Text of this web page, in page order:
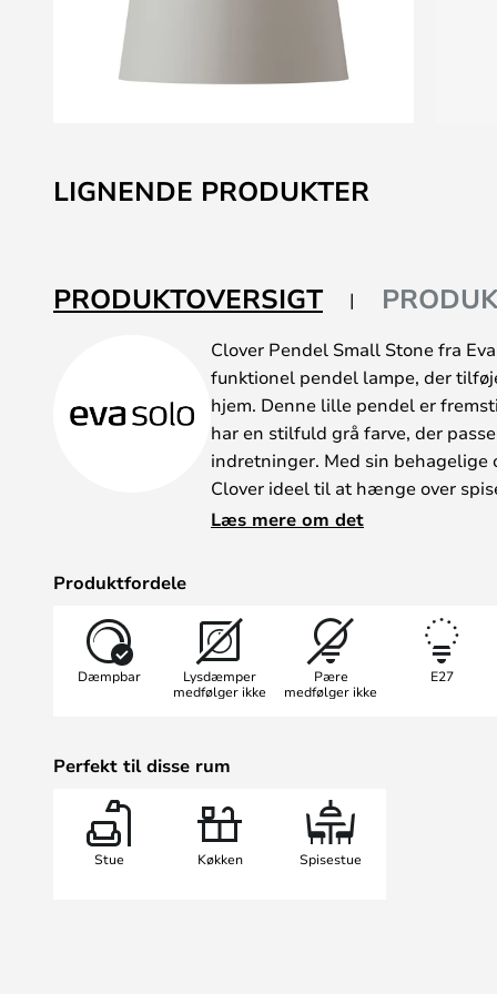
starten
LIGNENDE PRODUKTER
PRODUKTOVERSIGT
Clover Pendel Small Stone fra
funktionel pendel lampe, der
hjem. Denne lille pendel er
har en stilfuld grå farve, der
indretninger. Med sin
Clover ideel til at hænge over
den kan bruges alene eller i
meter lang stofledning og
til 25W, er denne pendel både
til et heldigt sted med Clover fra
Læs mere om det
Produktfordele
Dæmpbar
Lysdæmper
medfølger ikke
Pære
medfølger ikke
E27
Perfekt til disse rum
Stue Køkken Spisestue